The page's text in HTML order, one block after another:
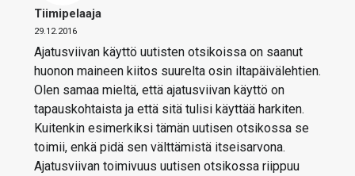
Tiimipelaaja
29.12.2016
Ajatusviivan käyttö uutisten otsikoissa on saanut
huonon maineen kiitos suurelta osin iltapäivälehtien.
Olen samaa mieltä, että ajatusviivan käyttö on
tapauskohtaista ja että sitä tulisi käyttää harkiten.
Kuitenkin esimerkiksi tämän uutisen otsikossa se
toimii, enkä pidä sen välttämistä itseisarvona.
Ajatusviivan toimivuus uutisen otsikossa riippuu